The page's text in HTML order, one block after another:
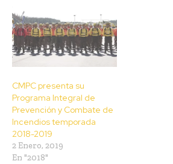
CMPC presenta su
Programa Integral de
Prevención y Combate de
Incendios temporada
2018-2019
2 Enero, 2019
En "2018"